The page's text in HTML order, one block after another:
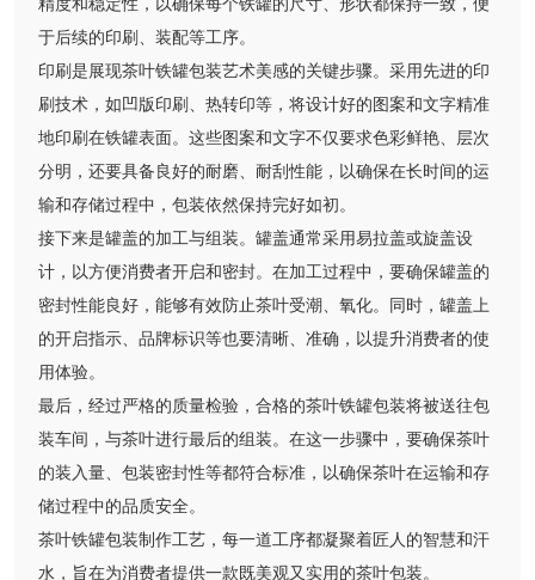
于后续的印刷、装配等工序。
印刷是展现茶叶铁罐包装艺术美感的关键步骤。采用先进的印
刷技术，如凹版印刷、热转印等，将设计好的图案和文字精准
地印刷在铁罐表面。这些图案和文字不仅要求色彩鲜艳、层次
分明，还要具备良好的耐磨、耐刮性能，以确保在长时间的运
输和存储过程中，包装依然保持完好如初。
接下来是罐盖的加工与组装。罐盖通常采用易拉盖或旋盖设
计，以方便消费者开启和密封。在加工过程中，要确保罐盖的
密封性能良好，能够有效防止茶叶受潮、氧化。同时，罐盖上
的开启指示、品牌标识等也要清晰、准确，以提升消费者的使
用体验。
最后，经过严格的质量检验，合格的茶叶铁罐包装将被送往包
装车间，与茶叶进行最后的组装。在这一步骤中，要确保茶叶
的装入量、包装密封性等都符合标准，以确保茶叶在运输和存
储过程中的品质安全。
茶叶铁罐包装制作工艺，每一道工序都凝聚着匠人的智慧和汗
水，旨在为消费者提供一款既美观又实用的茶叶包装。